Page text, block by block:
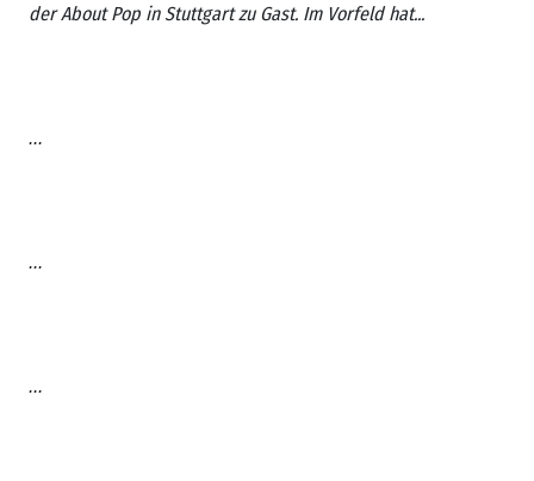
derAbout Pop in Stuttgart zu Gast. Im Vorfeld hat...
...
...
...